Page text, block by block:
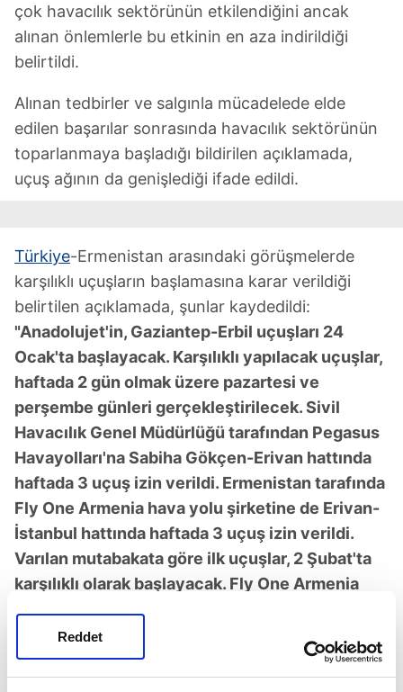
Reddet
çok havacılık sektörünün etkilendiğini ancak
alınan önlemlerle bu etkinin en aza indirildiği
belirtildi.
Alınan tedbirler ve salgınla mücadelede elde
edilen başarılar sonrasında havacılık sektörünün
toparlanmaya başladığı bildirilen açıklamada,
uçuş ağının da genişlediği ifade edildi.
Türkiye-Ermenistan arasındaki görüşmelerde
karşılıklı uçuşların başlamasına karar verildiği
belirtilen açıklamada, şunlar kaydedildi:
"Anadolujet'in, Gaziantep-Erbil uçuşları 24
Ocak'ta başlayacak. Karşılıklı yapılacak uçuşlar,
haftada 2 gün olmak üzere pazartesi ve
perşembe günleri gerçekleştirilecek. Sivil
Havacılık Genel Müdürlüğü tarafından Pegasus
Havayolları'na Sabiha Gökçen-Erivan hattında
haftada 3 uçuş izin verildi. Ermenistan tarafında
Fly One Armenia hava yolu şirketine de Erivan-
İstanbul hattında haftada 3 uçuş izin verildi.
Varılan mutabakata göre ilk uçuşlar, 2 Şubat'ta
karşılıklı olarak başlayacak. Fly One Armenia
yapacak. Pegasus uçağı ise aynı akşam
23.35'te Sabiha Gökçen Havalimanından
kalkacak."